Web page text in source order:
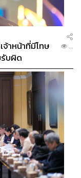
าหน้าที่มีโทษ
บผิด
...